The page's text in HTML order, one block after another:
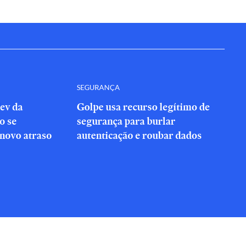
da
se
atraso
SEGURANÇA
Golpe usa recurso legítimo de
segurança para burlar
autenticação e roubar dados